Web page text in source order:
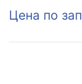
Цена по